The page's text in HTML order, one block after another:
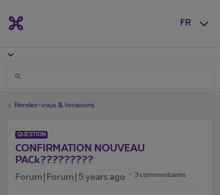
FR
Rendez-vous & livraisons
QUESTION
CONFIRMATION NOUVEAU
PACk?????????
Forum|Forum|5 years ago 3 commentaires